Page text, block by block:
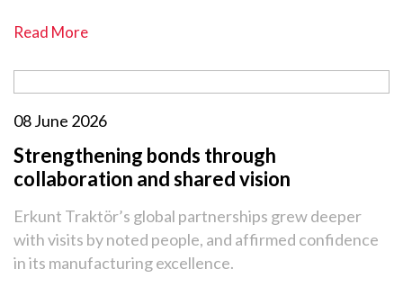
Read More
08 June 2026
Strengthening bonds through
collaboration and shared vision
Erkunt Traktör’s global partnerships grew deeper
with visits by noted people, and affirmed confidence
in its manufacturing excellence.